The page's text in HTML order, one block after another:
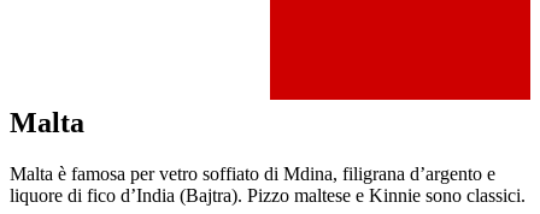
Malta
Malta è famosa per vetro soffiato di Mdina, filigrana d’argento e
liquore di fico d’India (Bajtra). Pizzo maltese e Kinnie sono classici.